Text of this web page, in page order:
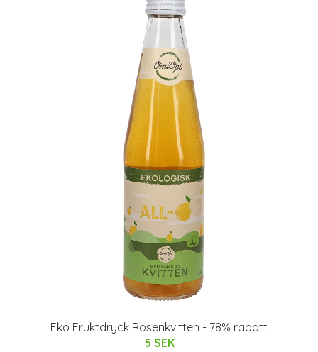
Eko Fruktdryck Rosenkvitten - 78% rabatt
5 SEK